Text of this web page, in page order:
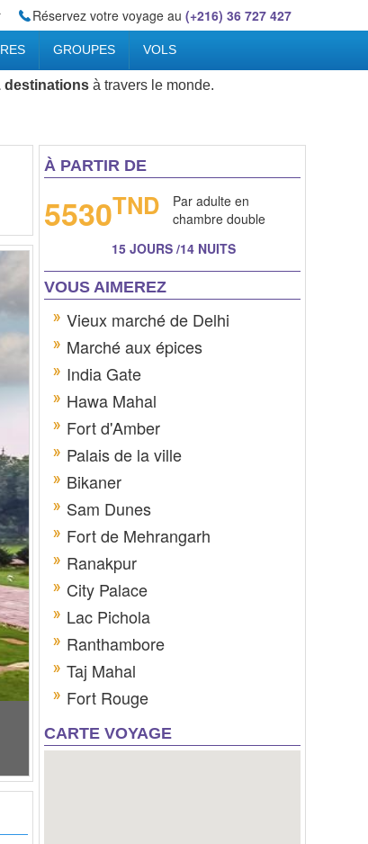
Réservez votre voyage au (+216) 36 727 427
GROUPES VOLS
destinations à travers le monde.
À PARTIR DE
5530TND
Par adulte en
chambre double
15 JOURS /14 NUITS
VOUS AIMEREZ
Vieux marché de Delhi
Marché aux épices
India Gate
Hawa Mahal
Fort d'Amber
Palais de la ville
Bikaner
Sam Dunes
Fort de Mehrangarh
Ranakpur
City Palace
Lac Pichola
Ranthambore
Taj Mahal
Fort Rouge
CARTE VOYAGE